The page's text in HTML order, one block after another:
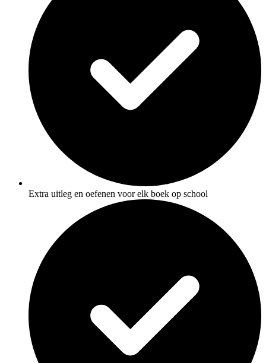
Extra uitleg en oefenen voor elk boek op school